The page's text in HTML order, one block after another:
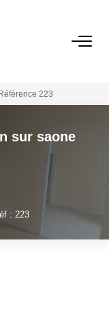
Référence 223
sur saone
: 223